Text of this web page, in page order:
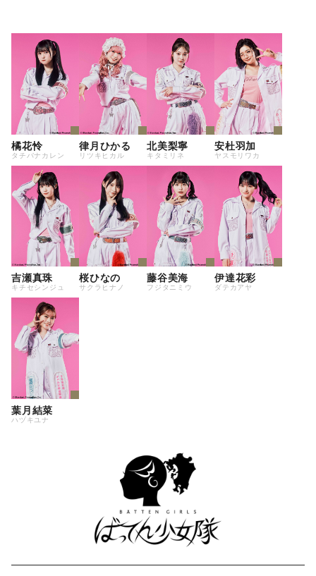
橘花怜
タチバナカレン
律月ひかる
リツキヒカル
北美梨寧
キタミリネ
安杜羽加
ヤスモリワカ
吉瀬真珠
キチセシンジュ
桜ひなの
サクラヒナノ
藤谷美海
フジタニミウ
伊達花彩
ダテカアヤ
葉月結菜
ハヅキユナ